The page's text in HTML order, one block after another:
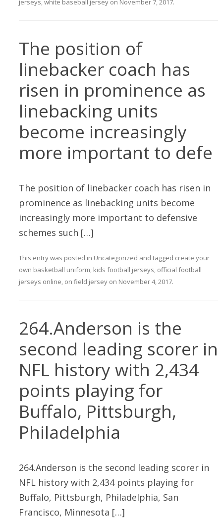
jerseys,white baseball jersey on November 7, 2017.
The position of
linebacker coach has
risen in prominence as
linebacking units
become increasingly
more important to defe
The position of linebacker coach has risen in
prominence as linebacking units become
increasingly more important to defensive
schemes such […]
This entry was posted in Uncategorized and tagged create your
own basketball uniform, kids football jerseys, official football
jerseys online, on field jersey on November 4, 2017.
264.Anderson is the
second leading scorer in
NFL history with 2,434
points playing for
Buffalo, Pittsburgh,
Philadelphia
264.Anderson is the second leading scorer in
NFL history with 2,434 points playing for
Buffalo, Pittsburgh, Philadelphia, San
Francisco, Minnesota […]